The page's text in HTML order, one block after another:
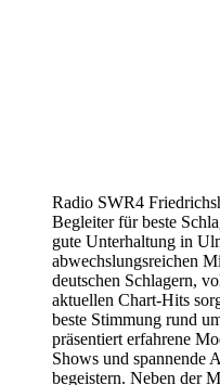
Radio SWR4
Begleiter für beste
gute Unterhaltung in
abwechslungsreichen
deutschen Schlagern,
aktuellen Chart-Hits
beste Stimmung rund
präsentiert erfahrene
Shows und spannende
begeistern. Neben der